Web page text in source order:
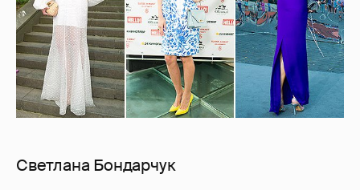
Светлана Бондарчук